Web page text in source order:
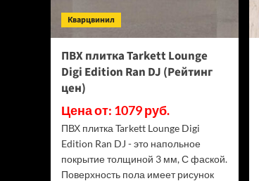
Кварцвинил
ПВХ плитка Tarkett Lounge
Digi Edition Ran DJ (Рейтинг
цен)
Цена от: 1079 руб.
ПВХ плитка Tarkett Lounge Digi
Edition Ran DJ - это напольное
покрытие толщиной 3 мм, С фаской.
Поверхность пола имеет рисунок